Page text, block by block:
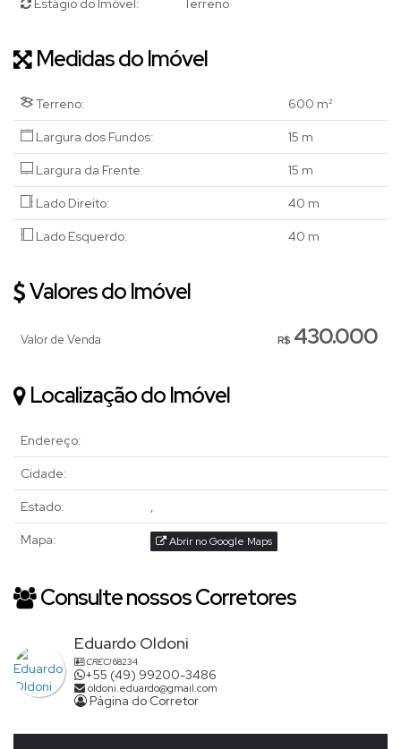
Estágio do Imóvel: Terreno
Medidas do Imóvel
Terreno: 600 m²
Largura dos Fundos: 15 m
Largura da Frente: 15 m
Lado Direito: 40 m
Lado Esquerdo: 40 m
Valores do Imóvel
R$ 430.000
Valor de Venda
Localização do Imóvel
Endereço:
Cidade:
Estado: ,
Mapa: Abrir no Google Maps
Consulte nossos Corretores
Eduardo Oldoni
CRECI68234
+55 (49) 99200-3486
oldoni.eduardo@gmail.com
Página do Corretor